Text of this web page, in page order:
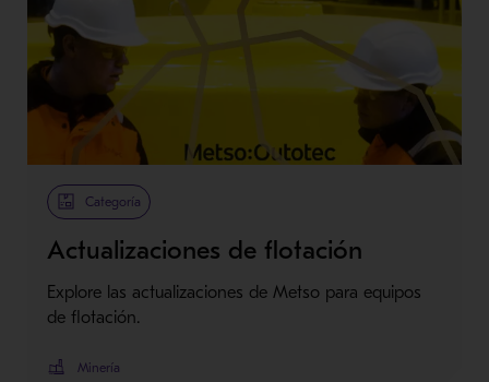
Categoría
Actualizaciones de flotación
Explore las actualizaciones de Metso para equipos
de flotación.
Minería